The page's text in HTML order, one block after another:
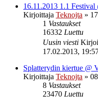
16.11.2013 1.1
Kirjoittaja Teknojta »
1 Vastaukset
16332 Luettu
Uusin viesti
17.02.2013,
Splatterydin kiertue @
Kirjoittaja Teknojta »
8 Vastaukset
23470 Luettu